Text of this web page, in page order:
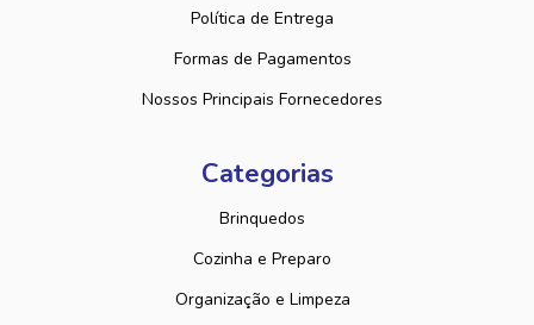
Política de Entrega
Formas de Pagamentos
Nossos Principais Fornecedores
Categorias
Brinquedos
Cozinha e Preparo
Organização e Limpeza